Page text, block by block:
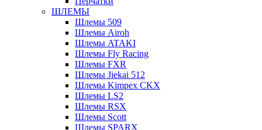
ШЛЕМЫ
Шлемы 509
Шлемы Airoh
Шлемы ATAKI
Шлемы Fly Racing
Шлемы FXR
Шлемы Jiekai 512
Шлемы Kimpex CKX
Шлемы LS2
Шлемы RSX
Шлемы Scott
Шлемы SPARX